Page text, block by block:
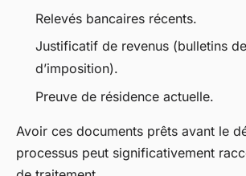
Relevés bancaires récents.
Justificatif de revenus (bulletins
d’imposition).
Preuve de résidence actuelle.
Avoir ces documents prêts avant le
processus peut significativement